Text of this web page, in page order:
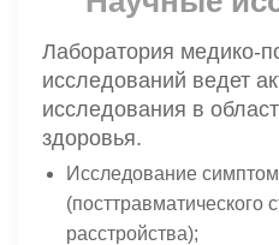
Лаборатория медико-
исследований ведет
исследования в
здоровья.
Исследование
(посттравматического
расстройства);